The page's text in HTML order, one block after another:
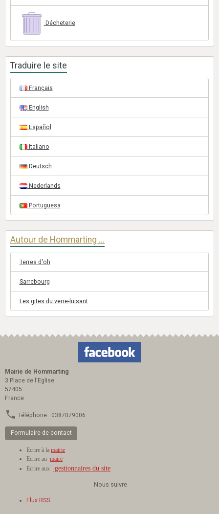
Décheterie
Traduire le site
Français
English
Español
Italiano
Deutsch
Nederlands
Portuguesa
Autour de Hommarting ...
Terres d'oh
Sarrebourg
Les gites du verre-luisant
Mairie de Hommarting
3 Place de l'Eglise
57405
France
Téléphone : 0387079006
Formulaire de contact
Ecrire à la mairie
Ecrire au maire
Ecrire aux
gestionnaires du site
Nous suivre
Flux RSS